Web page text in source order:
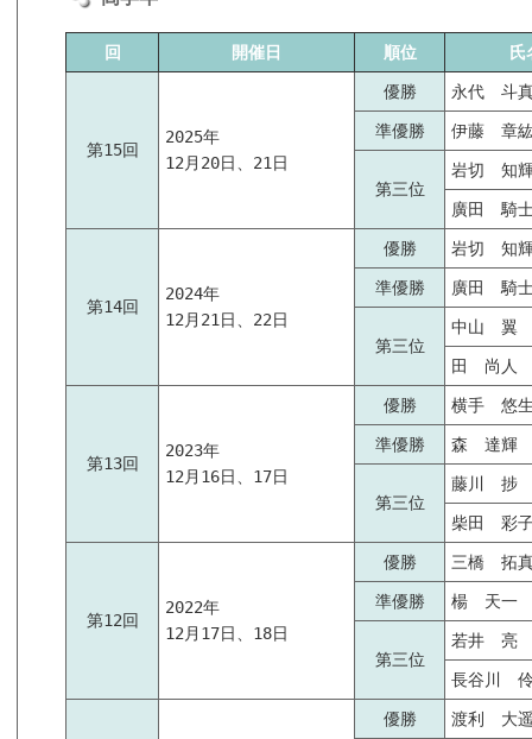
回 開催日 順位 氏
第15回
2025年
12月20日、21日
優勝 永代 斗
準優勝 伊藤 章
第三位
岩切 知
廣田 騎
第14回
2024年
12月21日、22日
優勝 岩切 知
準優勝 廣田 騎
第三位
中山 翼
田 尚人
第13回
2023年
12月16日、17日
優勝 横手 悠
準優勝 森 達輝
第三位
藤川 捗
柴田 彩
第12回
2022年
12月17日、18日
優勝 三橋 拓
準優勝 楊 天一
第三位
若井 亮
長谷川
優勝 渡利 大